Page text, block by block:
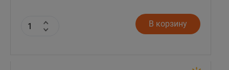
В корзину